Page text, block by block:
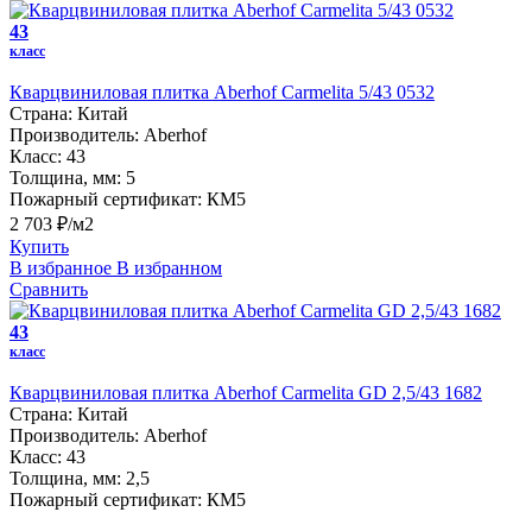
43
класс
Кварцвиниловая плитка Aberhof Carmelita 5/43 0532
Страна: Китай
Производитель: Aberhof
Класс: 43
Толщина, мм: 5
Пожарный сертификат: КМ5
2 703 ₽/м2
Купить
В избранное В избранном
Сравнить
43
класс
Кварцвиниловая плитка Aberhof Carmelita GD 2,5/43 1682
Страна: Китай
Производитель: Aberhof
Класс: 43
Толщина, мм: 2,5
Пожарный сертификат: КМ5